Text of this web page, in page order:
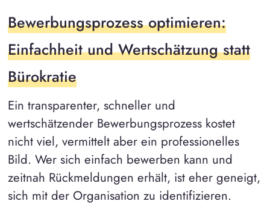
Bewerbungsprozess optimieren:
Einfachheit und Wertschätzung statt
Bürokratie
Ein transparenter, schneller und
wertschätzender Bewerbungsprozess kostet
nicht viel, vermittelt aber ein professionelles
Bild. Wer sich einfach bewerben kann und
zeitnah Rückmeldungen erhält, ist eher geneigt,
sich mit der Organisation zu identifizieren.